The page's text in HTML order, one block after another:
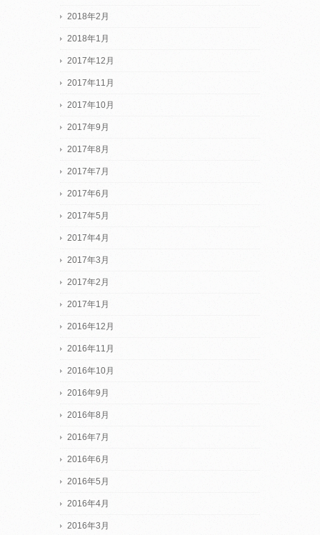
2018年2月
2018年1月
2017年12月
2017年11月
2017年10月
2017年9月
2017年8月
2017年7月
2017年6月
2017年5月
2017年4月
2017年3月
2017年2月
2017年1月
2016年12月
2016年11月
2016年10月
2016年9月
2016年8月
2016年7月
2016年6月
2016年5月
2016年4月
2016年3月